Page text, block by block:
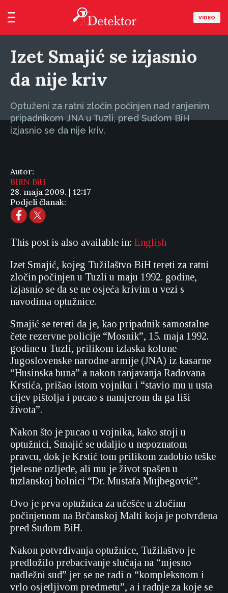
VIDEO
Izet Smajić se izjasnio
da nije kriv
Optuženi za ratni zločin počinjen nad ranjenim
pripadnikom JNA u Tuzli, pred Sudom BiH
izjasnio se da nije kriv.
Autor:
BIRN BiH
28. maja 2009. | 12:17
Podjeli članak:
This post is also available in: English
Izet Smajić, kojeg Tužilaštvo BiH tereti za ratni
zločin počinjen u Tuzli u maju 1992. godine,
izjasnio se da se ne osjeća krivim u vezi s
navodima optužnice.
Smajić se tereti da je, kao pripadnik samostalne
čete rezervne policije “Mosnik”, 15. maja 1992.
godine u Tuzli, prilikom izlaska kolone
Jugoslovenske narodne armije (JNA) iz kasarne
“Husinska buna” a nakon ranjavanja Radovana
Krstića, prišao istom vojniku i “stavio mu u usta
cijev pištolja i pucao s namjerom da ga liši
života”.
Nakon što je pucao u vojnika, kako stoji u
optužnici, Smajić se udaljio u nepoznatom
pravcu, dok je Krstić tom prilikom zadobio teške
tjelesne ozljede, ali mu je život spašen u
tuzlanskoj bolnici “Dr. Mustafa Mujbegović”.
Ovo je prva optužnica za učešće u zločinu
počinjenom na Brčanskoj Malti koja je potvrđena
pred Sudom BiH.
Nakon potvrđivanja optužnice, Tužilaštvo je
predložilo prebacivanje slučaja na “mjesno
nadležni sud” jer se ne radi o “kompleksnom i
vrlo osjetljivom predmetu”, a i radnje za koje se